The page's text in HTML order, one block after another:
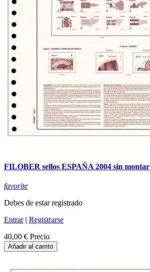
FILOBER sellos ESPAÑA 2004 sin montar
favorite
Debes de estar registrado
Entrar| Registrarse
40,00 € Precio
Añadir al carrito